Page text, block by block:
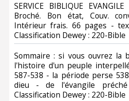
‎SERVICE BIBLIQUE
Broché. Bon état, Couv.
Intérieur frais. 66 pages -
Classification Dewey : 220-Bible‎
‎Sommaire : si vous ouvrez
l'histoire d'un peuple
587-538 - la période perse
dieu - de l'évangile
Classification Dewey : 220-Bible‎